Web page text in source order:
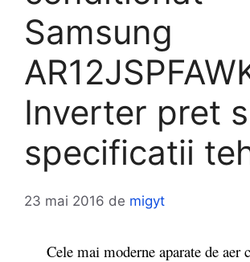
Samsung
Inverter pret
specificatii
23 mai 2016 de migyt
Cele mai moderne aparate de aer